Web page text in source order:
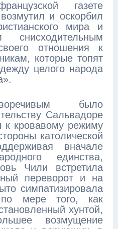
газете
и оскорбил
мира и
отношения к
которые топят
целого народа
было
Сальвадоре
кровавому режиму
католической
вначале
единства,
Чили встретила
переворот и на
симпатизировала
мере того, как
хунтой,
возмущение